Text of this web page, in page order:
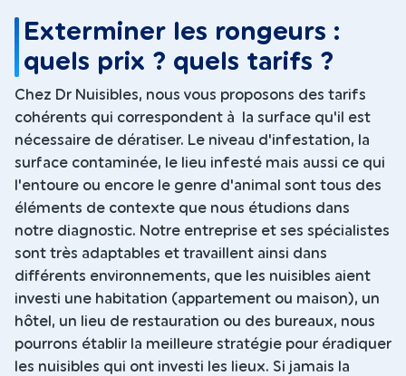
Exterminer les rongeurs :
quels prix ? quels tarifs ?
Chez Dr Nuisibles, nous vous proposons des tarifs
cohérents qui correspondent à la surface qu'il est
nécessaire de dératiser. Le niveau d'infestation, la
surface contaminée, le lieu infesté mais aussi ce qui
l'entoure ou encore le genre d'animal sont tous des
éléments de contexte que nous étudions dans
notre diagnostic. Notre entreprise et ses spécialistes
sont très adaptables et travaillent ainsi dans
différents environnements, que les nuisibles aient
investi une habitation (appartement ou maison), un
hôtel, un lieu de restauration ou des bureaux, nous
pourrons établir la meilleure stratégie pour éradiquer
les nuisibles qui ont investi les lieux. Si jamais la